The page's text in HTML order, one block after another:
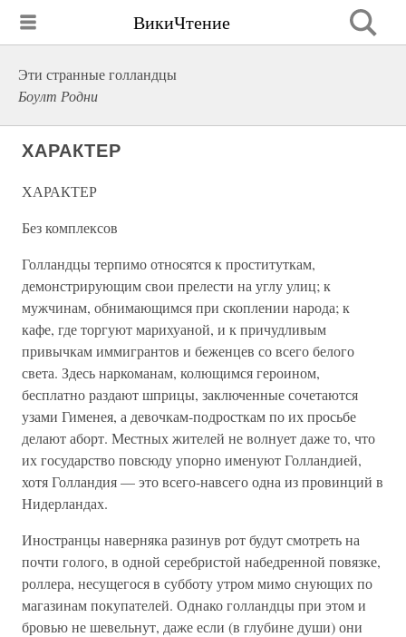
ВикиЧтение
Эти странные голландцы
Боулт Родни
ХАРАКТЕР
ХАРАКТЕР
Без комплексов
Голландцы терпимо относятся к проституткам,
демонстрирующим свои прелести на углу улиц; к
мужчинам, обнимающимся при скоплении народа; к
кафе, где торгуют марихуаной, и к причудливым
привычкам иммигрантов и беженцев со всего белого
света. Здесь наркоманам, колющимся героином,
бесплатно раздают шприцы, заключенные сочетаются
узами Гименея, а девочкам-подросткам по их просьбе
делают аборт. Местных жителей не волнует даже то, что
их государство повсюду упорно именуют Голландией,
хотя Голландия — это всего-навсего одна из провинций в
Нидерландах.
Иностранцы наверняка разинув рот будут смотреть на
почти голого, в одной серебристой набедренной повязке,
роллера, несущегося в субботу утром мимо снующих по
магазинам покупателей. Однако голландцы при этом и
бровью не шевельнут, даже если (в глубине души) они